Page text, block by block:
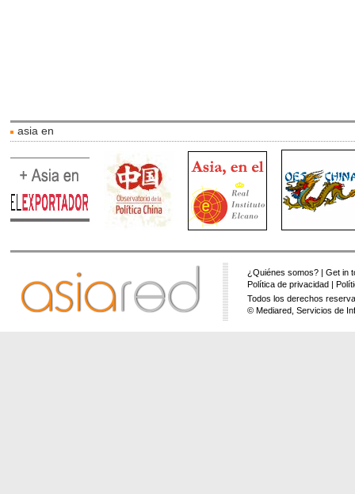
asia en
¿Quiénes somos? |Get in
Política de privacidad |
Todos los derechos
© Mediared, Servicios de